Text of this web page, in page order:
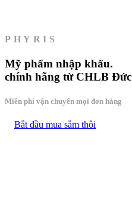
PHYRIS
Mỹ phẩm nhập khẩu.
chính hãng từ CHLB Đức
Miễn phí vận chuyển mọi đơn hàng
Bắt đầu mua sắm thôi